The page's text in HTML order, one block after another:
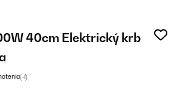
40cm Elektrický krb
í)